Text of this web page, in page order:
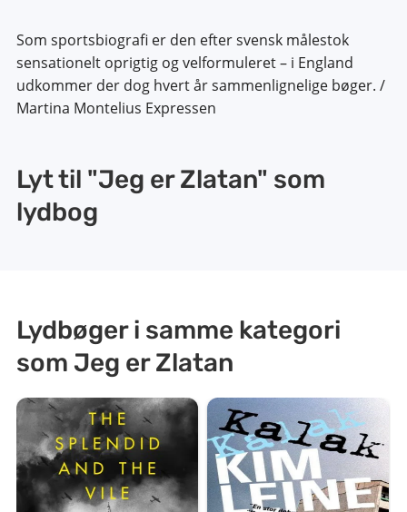
Som sportsbiografi er den efter svensk målestok
sensationelt oprigtig og velformuleret – i England
udkommer der dog hvert år sammenlignelige bøger. /
Martina Montelius Expressen
Lyt til "Jeg er Zlatan" som
lydbog
Lydbøger i samme kategori
som Jeg er Zlatan